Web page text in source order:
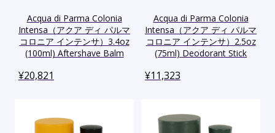
Acqua di Parma Colonia
Intensa（アクア ディ パルマ
コロニア インテンサ）3.4oz
(100ml) Aftershave Balm
¥20,821
Acqua di Parma Colonia
Intensa（アクア ディ パルマ
コロニア インテンサ）2.5oz
(75ml) Deodorant Stick
¥11,323